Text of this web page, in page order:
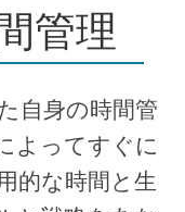
管理
自身の時間管
よってすぐに
的な時間と生